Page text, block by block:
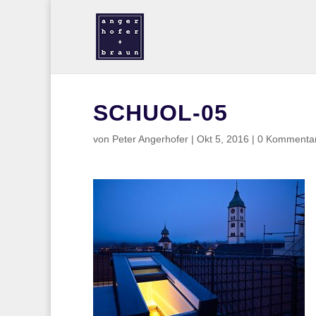
SCHUOL-05
von Peter Angerhofer | Okt 5, 2016 | 0